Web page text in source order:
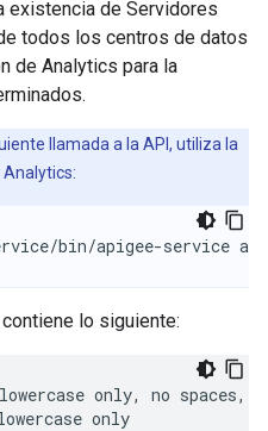
existencia de Servidores
todos los centros de datos
de Analytics para la
llamada a la API, utiliza la
bin/apigee-service
lo siguiente:
only, no spaces,
only